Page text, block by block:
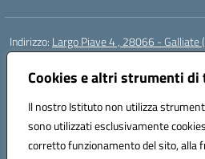
Cookies e altri strumenti di
Il nostro Istituto non utilizza
sono utilizzati esclusivamente
corretto funzionamento del sito, alla
Indirizzo: Largo Piave 4 , 28066 - Galliate
Centralino:
Posta elettronica certificata (PEC):
Codice fiscale: 80012920031
Codice meccanografico:NOIC818005
Codice Indice delle Pubbliche
Codice unico di fatturazione (CUF): UF6KHS